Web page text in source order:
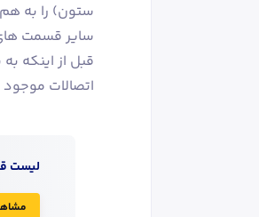
ستون) را به
سایر قسمت
قبل از اینکه
اتصالات موجود
لیست